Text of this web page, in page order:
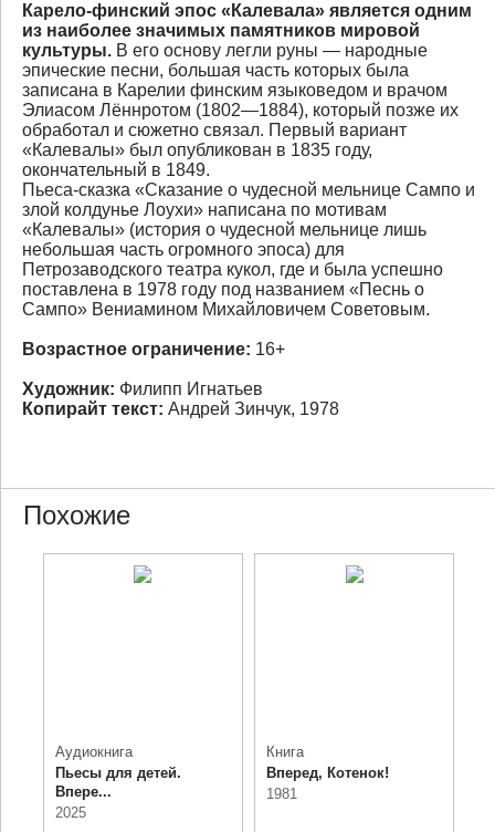
Карело-финский эпос «Калевала» является одним
из наиболее значимых памятников мировой
культуры.В его основу легли руны — народные
эпические песни, большая часть которых была
записана в Карелии финским языковедом и врачом
Элиасом Лённротом (1802—1884), который позже их
обработал и сюжетно связал. Первый вариант
«Калевалы» был опубликован в 1835 году,
окончательный в 1849.
Пьеса-сказка «Сказание о чудесной мельнице Сампо и
злой колдунье Лоухи» написана по мотивам
«Калевалы» (история о чудесной мельнице лишь
небольшая часть огромного эпоса) для
Петрозаводского театра кукол, где и была успешно
поставлена в 1978 году под названием «Песнь о
Сампо» Вениамином Михайловичем Советовым.
Возрастное ограничение: 16+
Художник: Филипп Игнатьев
Копирайт текст: Андрей Зинчук, 1978
Похожие
Аудиокнига
Пьесы для детей.
Впере...
2025
Книга
Вперед, Котенок!
1981